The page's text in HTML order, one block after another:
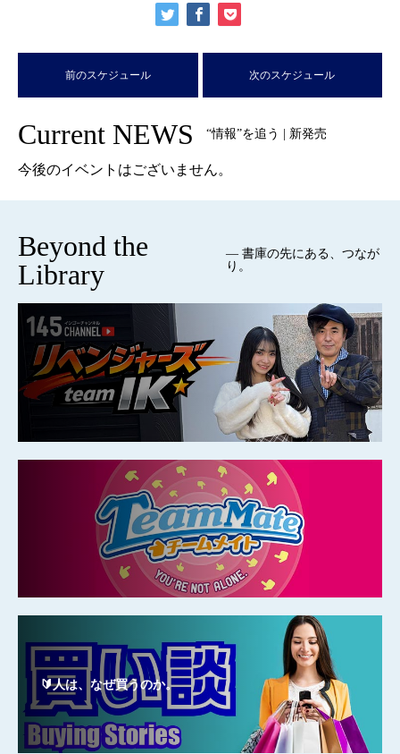
前のスケジュール 次のスケジュール
Current NEWS “情報”を追う | 新発売
今後のイベントはございません。
Beyond the
Library
— 書庫の先にある、つなが
り。
🔰人は、なぜ買うのか。